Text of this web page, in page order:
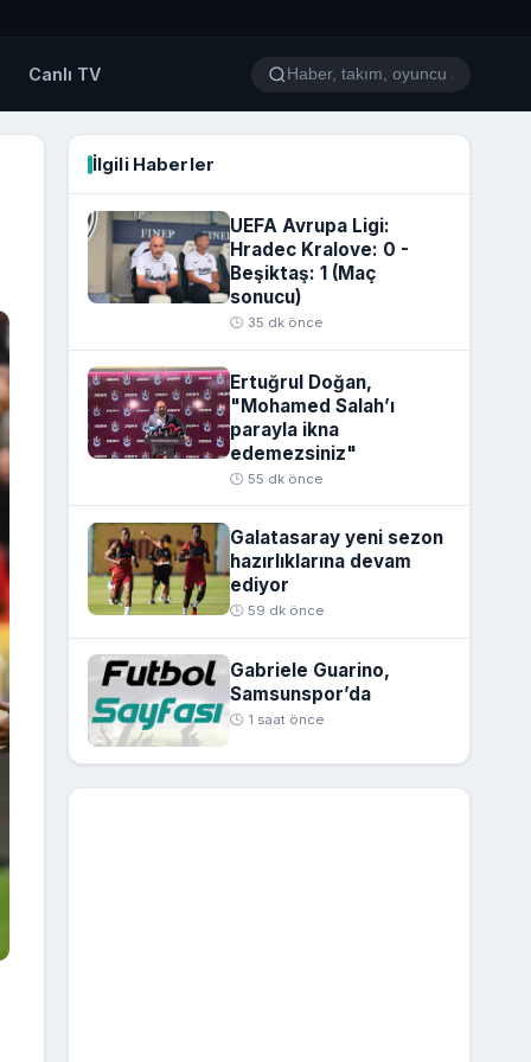
Canlı TV
İlgili Haberler
UEFA Avrupa Ligi:
Hradec Kralove: 0 -
Beşiktaş: 1 (Maç
sonucu)
🕒 35 dk önce
Ertuğrul Doğan,
"Mohamed Salah’ı
parayla ikna
edemezsiniz"
🕒 55 dk önce
Galatasaray yeni sezon
hazırlıklarına devam
ediyor
🕒 59 dk önce
Gabriele Guarino,
Samsunspor’da
🕒 1 saat önce